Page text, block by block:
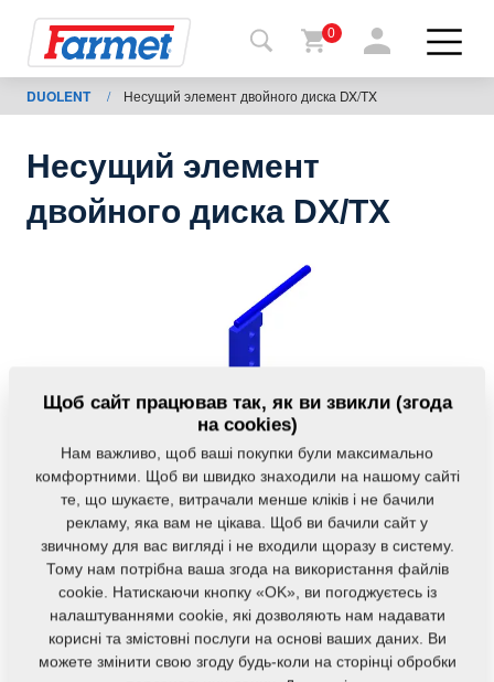
Назад
на
Магазин
Farmet
0
DUOLENT / Несущий элемент двойного диска DX/TX
Несущий элемент
двойного диска DX/TX
Щоб сайт працював так, як ви звикли (згода
на cookies)
Нам важливо, щоб ваші покупки були максимально
комфортними. Щоб ви швидко знаходили на нашому сайті
те, що шукаєте, витрачали менше кліків і не бачили
рекламу, яка вам не цікава. Щоб ви бачили сайт у
звичному для вас вигляді і не входили щоразу в систему.
Тому нам потрібна ваша згода на використання файлів
cookie. Натискаючи кнопку «OK», ви погоджуєтесь із
налаштуваннями cookie, які дозволяють нам надавати
корисні та змістовні послуги на основі ваших даних. Ви
можете змінити свою згоду будь-коли на сторінці обробки